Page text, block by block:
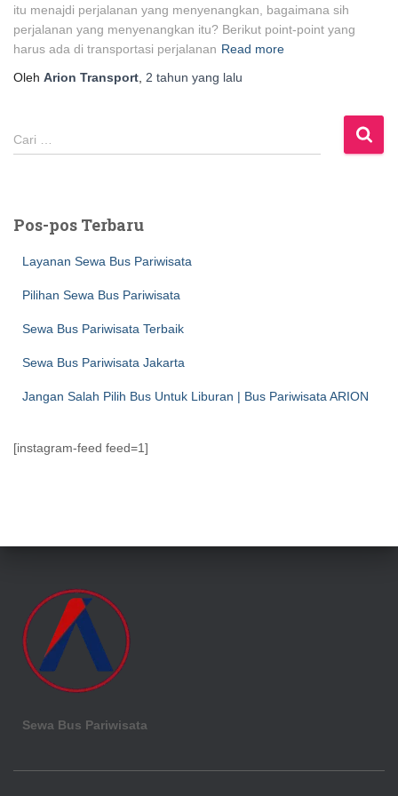
itu menajdi perjalanan yang menyenangkan, bagaimana sih
perjalanan yang menyenangkan itu? Berikut point-point yang
harus ada di transportasi perjalanan Read more
Oleh Arion Transport 2 tahun yang lalu
C
a
n
Cari …
Pos-pos Terbaru
Layanan Sewa Bus Pariwisata
Pilihan Sewa Bus Pariwisata
Sewa Bus Pariwisata Terbaik
Sewa Bus Pariwisata Jakarta
Jangan Salah Pilih Bus Untuk Liburan | Bus Pariwisata ARION
[instagram-feed feed=1]
Sewa Bus Pariwisata